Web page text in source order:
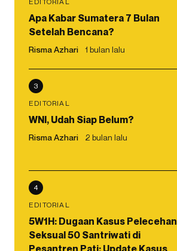
Apa Kabar Sumatera 7 Bulan
Setelah Bencana?
Risma Azhari 1 bulan lalu
3
EDITORIAL
WNI, Udah Siap Belum?
Risma Azhari 2 bulan lalu
4
EDITORIAL
5W1H: Dugaan Kasus Pelecehan
Seksual 50 Santriwati di